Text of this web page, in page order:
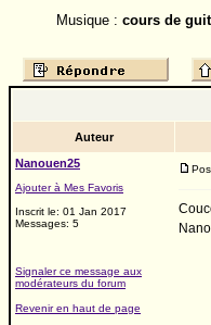
Musique : cours de
Auteur
Nanouen25
Ajouter à Mes Favoris
Inscrit le: 01 Jan 2017
Messages: 5
Signaler ce message aux
modérateurs du forum
Revenir en haut de page